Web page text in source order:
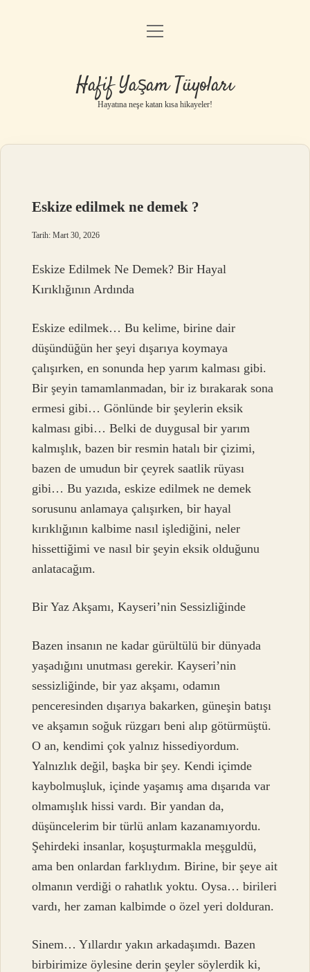
Anasayfa
Yasal Uyarı
menüyü
Hafif Yaşam Tüyoları
Hayatına neşe katan kısa hikayeler!
Eskize edilmek ne demek ?
Tarih: Mart 30, 2026
Eskize Edilmek Ne Demek? Bir Hayal
Kırıklığının Ardında
Eskize edilmek… Bu kelime, birine dair
düşündüğün her şeyi dışarıya koymaya
çalışırken, en sonunda hep yarım kalması gibi.
Bir şeyin tamamlanmadan, bir iz bırakarak sona
ermesi gibi… Gönlünde bir şeylerin eksik
kalması gibi… Belki de duygusal bir yarım
kalmışlık, bazen bir resmin hatalı bir çizimi,
bazen de umudun bir çeyrek saatlik rüyası
gibi… Bu yazıda, eskize edilmek ne demek
sorusunu anlamaya çalışırken, bir hayal
kırıklığının kalbime nasıl işlediğini, neler
hissettiğimi ve nasıl bir şeyin eksik olduğunu
anlatacağım.
Bir Yaz Akşamı, Kayseri’nin Sessizliğinde
Bazen insanın ne kadar gürültülü bir dünyada
yaşadığını unutması gerekir. Kayseri’nin
sessizliğinde, bir yaz akşamı, odamın
penceresinden dışarıya bakarken, güneşin batışı
ve akşamın soğuk rüzgarı beni alıp götürmüştü.
O an, kendimi çok yalnız hissediyordum.
Yalnızlık değil, başka bir şey. Kendi içimde
kaybolmuşluk, içinde yaşamış ama dışarıda var
olmamışlık hissi vardı. Bir yandan da,
düşüncelerim bir türlü anlam kazanamıyordu.
Şehirdeki insanlar, koşuşturmakla meşguldü,
ama ben onlardan farklıydım. Birine, bir şeye ait
olmanın verdiği o rahatlık yoktu. Oysa… birileri
vardı, her zaman kalbimde o özel yeri dolduran.
Sinem… Yıllardır yakın arkadaşımdı. Bazen
birbirimize öylesine derin şeyler söylerdik ki,